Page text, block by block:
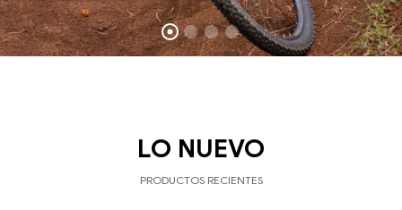
LO NUEVO
PRODUCTOS RECIENTES